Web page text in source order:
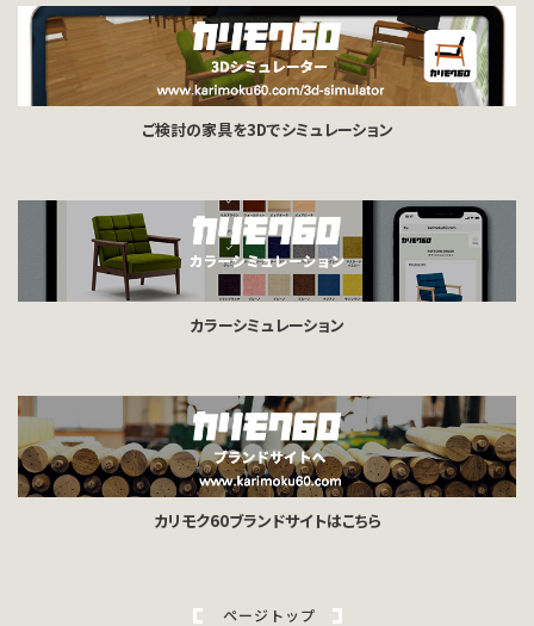
ご検討の家具を3Dでシミュレーション
カラーシミュレーション
カリモク60ブランドサイトはこちら
ページトップ